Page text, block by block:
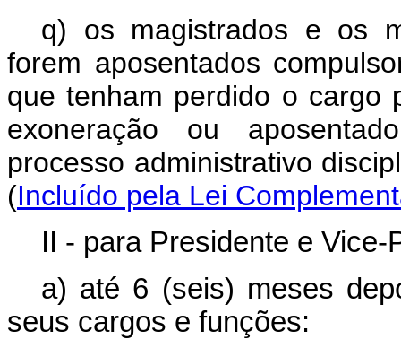
q) os magistrados e os
forem aposentados
que tenham perdido o cargo
exoneração ou
processo administrativo
(Incluído pela Lei
II - para Presidente e
a) até 6 (seis) meses
seus cargos e funções: